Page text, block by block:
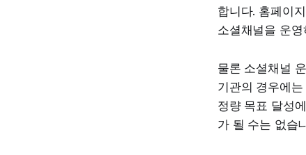
합니다. 홈페이
소셜채널을 운
물론 소셜채널
기관의 경우에
정량 목표 달성
가 될 수는 없습